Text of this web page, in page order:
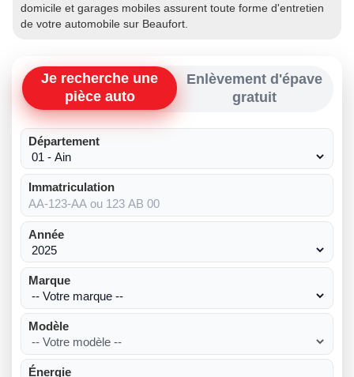
domicile et garages mobiles assurent toute forme d'entretien
de votre automobile sur Beaufort.
Je recherche une
pièce auto
Enlèvement d'épave
gratuit
Département
Immatriculation
Année
Marque
Modèle
Énergie